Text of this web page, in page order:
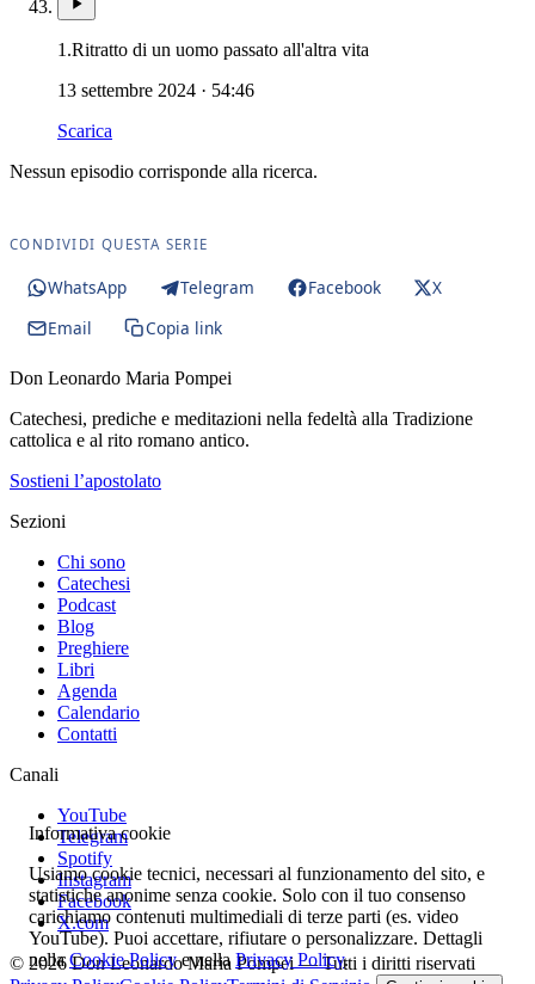
1.Ritratto di un uomo passato all'altra vita
13 settembre 2024 · 54:46
Scarica
Nessun episodio corrisponde alla ricerca.
CONDIVIDI QUESTA SERIE
WhatsApp Telegram Facebook
X
Email
Copia link
Don Leonardo Maria Pompei
Catechesi, prediche e meditazioni nella fedeltà alla Tradizione
cattolica e al rito romano antico.
Sostieni l’apostolato
Sezioni
Chi sono
Catechesi
Podcast
Blog
Preghiere
Libri
Agenda
Calendario
Contatti
Canali
YouTube
Telegram
Spotify
Instagram
Facebook
X.com
© 2026 Don Leonardo Maria Pompei — Tutti i diritti riservati
Informativa cookie
Usiamo cookie tecnici, necessari al funzionamento del sito, e
statistiche anonime senza cookie. Solo con il tuo consenso
carichiamo contenuti multimediali di terze parti (es. video
YouTube). Puoi accettare, rifiutare o personalizzare. Dettagli
nellaCookie Policye nella Privacy Policy.